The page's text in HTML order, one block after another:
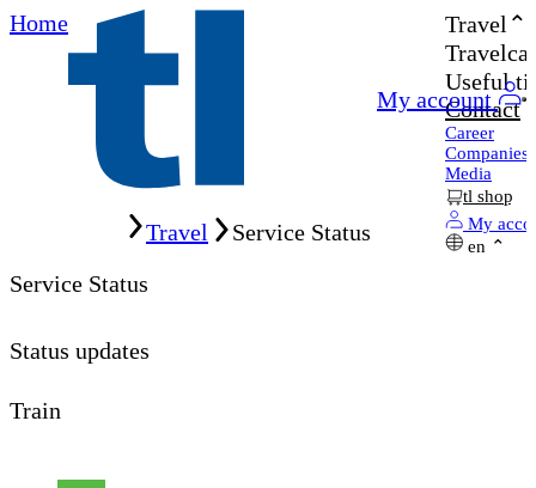
Home
My account
Travel
Useful
Contact
Career
Companies
Media
tl shop
My
en
Travel
Service Status
Service Status
Status updates
Train